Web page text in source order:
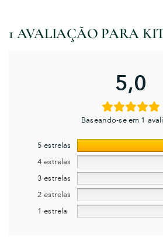
1 AVALIAÇÃO PARA
5,0
Baseando-se em 1
5 estrelas
4 estrelas
3 estrelas
2 estrelas
1 estrela